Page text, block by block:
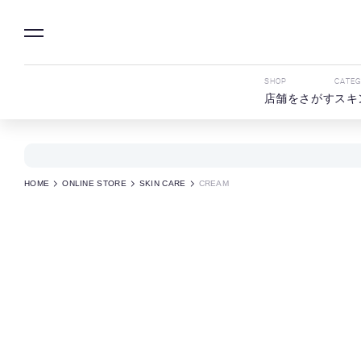
SHOP
店舗をさがすスキ
HOME ONLINE STORE SKIN CARE CREAM